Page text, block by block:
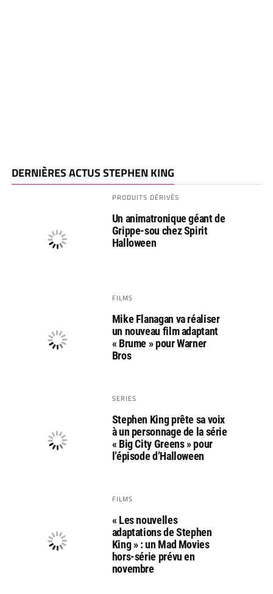
DERNIÈRES ACTUS STEPHEN KING
PRODUITS DÉRIVÉS
Un animatronique géant de
Grippe-sou chez Spirit
Halloween
FILMS
Mike Flanagan va réaliser
un nouveau film adaptant
« Brume » pour Warner
Bros
SERIES
Stephen King prête sa voix
à un personnage de la série
« Big City Greens » pour
l’épisode d’Halloween
FILMS
« Les nouvelles
adaptations de Stephen
King » : un Mad Movies
hors-série prévu en
novembre